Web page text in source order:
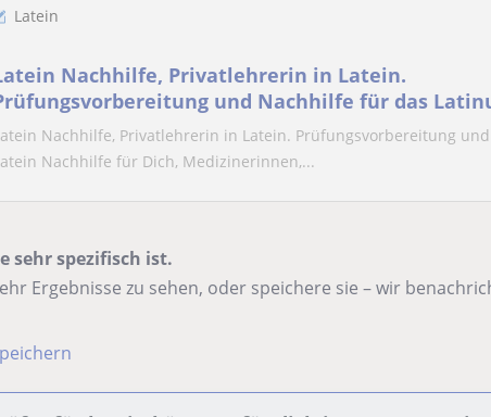
Latein
Nachhilfe, Privatlehrerin in Latein.
und Nachhilfe für das
Nachhilfe, Privatlehrerin in Latein. Prüfungsvorbereitung
Nachhilfe für Dich, Medizinerinnen,...
sehr spezifisch ist.
Ergebnisse zu sehen, oder speichere sie – wir